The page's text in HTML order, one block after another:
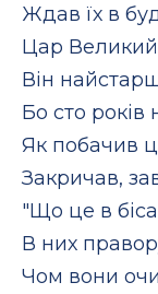
Ждав їх в
Цар
Він
Бо сто років
Як побачив
Закричав,
"Що це в
В них
Чом вони